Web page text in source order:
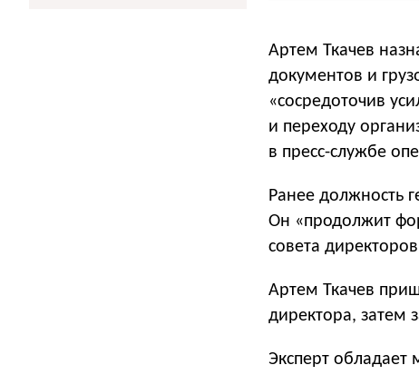
Артем Ткачев
документов и
«сосредоточив
и переходу
в пресс-службе
Ранее должность
Он «продолжит
совета
Артем Ткачев
директора, затем
Эксперт